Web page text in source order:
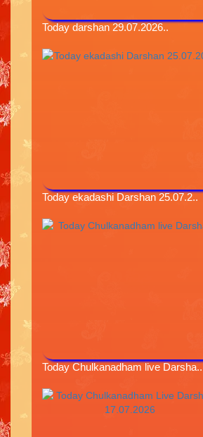
Today darshan 29.07.2026..
Today ekadashi Darshan 25.07.2..
Today Chulkanadham live Darsha..